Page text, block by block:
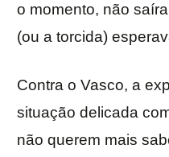
o momento, não
(ou a torcida)
Contra o Vasco, a
situação delicada
não querem mais